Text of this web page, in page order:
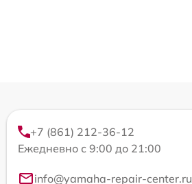
+7 (861) 212-36-12
Ежедневно с 9:00 до 21:00
info@yamaha-repair-center.ru